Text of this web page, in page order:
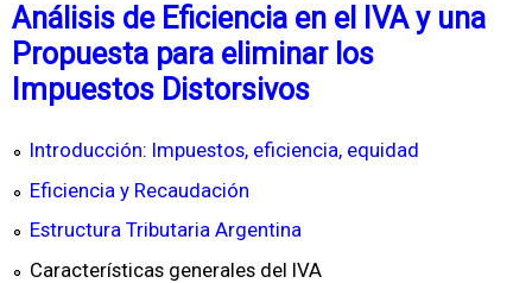
Análisis de Eficiencia en el IVA y una
Propuesta para eliminar los
Impuestos Distorsivos
Introducción: Impuestos, eficiencia, equidad
Eficiencia y Recaudación
Estructura Tributaria Argentina
Características generales del IVA